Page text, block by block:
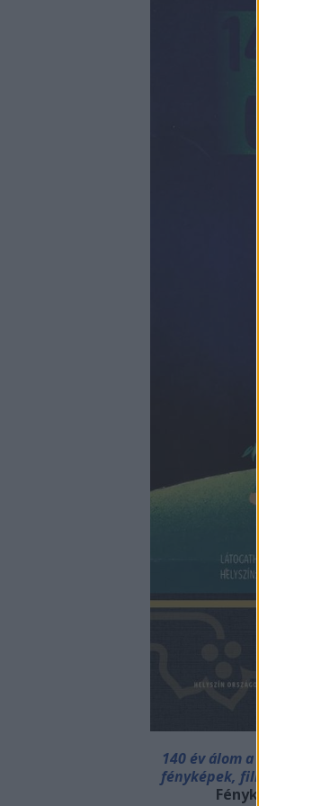
140 év álom a
fényképek,
Fénykép- és